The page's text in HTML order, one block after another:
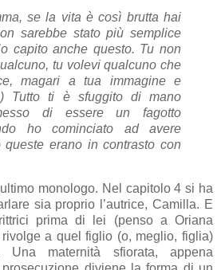
se la vita è così brutta hai
sarebbe stato più semplice
capito anche questo. Tu non
tu volevi qualcuno che
magari a tua immagine e
Tutto ti è sfuggito di mano
di essere un fagotto
ho cominciato ad avere
queste erano in contrasto con
monologo. Nel capitolo 4 si ha
sia proprio l’autrice, Camilla. E
prima di lei (penso a Oriana
a quel figlio (o, meglio, figlia)
maternità sfiorata, appena